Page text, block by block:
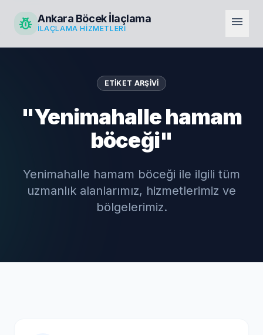
pest_control Ankara Böcek İlaçlama
İLAÇLAMA HIZMETLERI menu
ETIKET ARŞIVI
"Yenimahalle hamam
böceği"
Yenimahalle hamam böceği ile ilgili tüm
uzmanlık alanlarımız, hizmetlerimiz ve
bölgelerimiz.